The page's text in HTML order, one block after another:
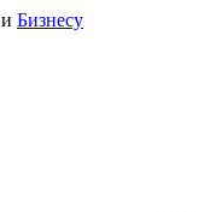
и Бизнесу